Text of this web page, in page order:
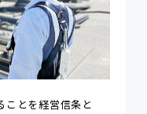
ことを経営信条と